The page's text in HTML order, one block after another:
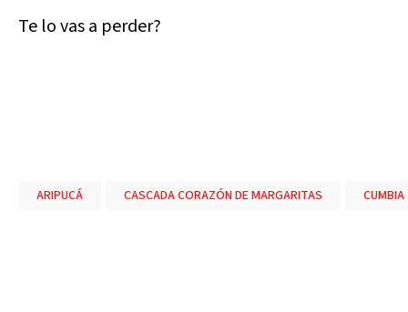
Te lo vas a perder?
ARIPUCÁ CASCADA CORAZÓN DE MARGARITAS CUMBIA